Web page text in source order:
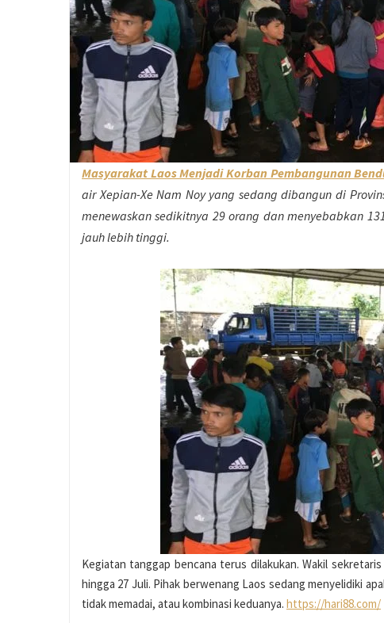
Masyarakat Laos Menjadi Korban Pembangunan
air Xepian-Xe Nam Noy yang sedang dibangun di
menewaskan sedikitnya 29 orang dan menyebabkan
jauh lebih tinggi.
Kegiatan tanggap bencana terus dilakukan. Wakil
hingga 27 Juli. Pihak berwenang Laos sedang menyelidiki
tidak memadai, atau kombinasi keduanya. https://hari88.com/